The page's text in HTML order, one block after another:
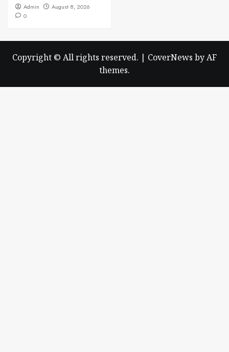
Admin
August 8, 2026
0
Copyright © All rights reserved. | CoverNews by AF
themes.